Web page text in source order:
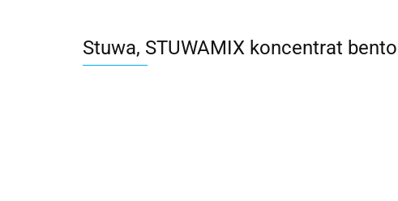
Stuwa, STUWAMIX koncentrat